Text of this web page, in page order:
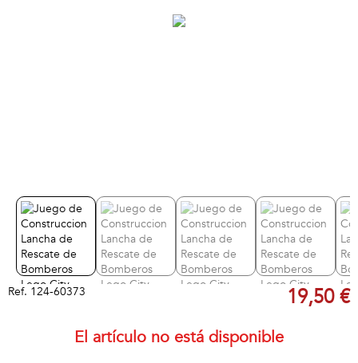
Ref. 124-60373 19,50 €
El artículo no está disponible